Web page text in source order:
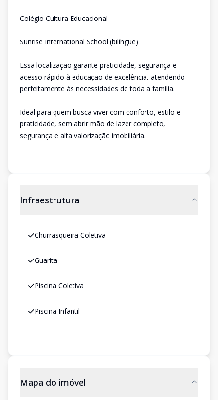
Colégio Cultura Educacional
Sunrise International School (bilíngue)
Essa localização garante praticidade, segurança e
acesso rápido à educação de excelência, atendendo
perfeitamente às necessidades de toda a família.
Ideal para quem busca viver com conforto, estilo e
praticidade, sem abrir mão de lazer completo,
segurança e alta valorização imobiliária.
Infraestrutura
Churrasqueira Coletiva
Guarita
Piscina Coletiva
Piscina Infantil
Mapa do imóvel